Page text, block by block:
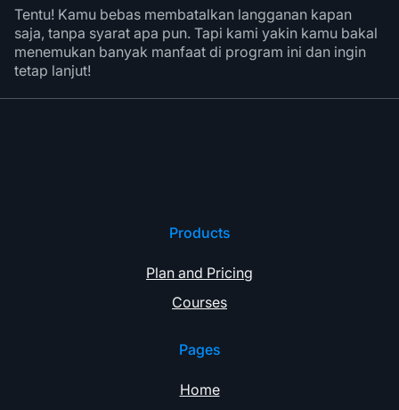
Tentu! Kamu bebas membatalkan langganan kapan
saja, tanpa syarat apa pun. Tapi kami yakin kamu bakal
menemukan banyak manfaat di program ini dan ingin
tetap lanjut!
Pages
Home
Products
Plan and Pricing
Courses